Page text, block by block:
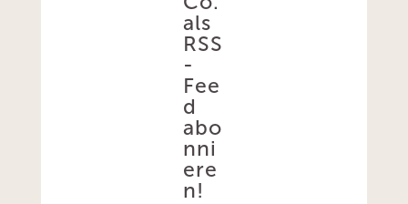
als
RSS
-
Fee
d
abo
nni
ere
n!